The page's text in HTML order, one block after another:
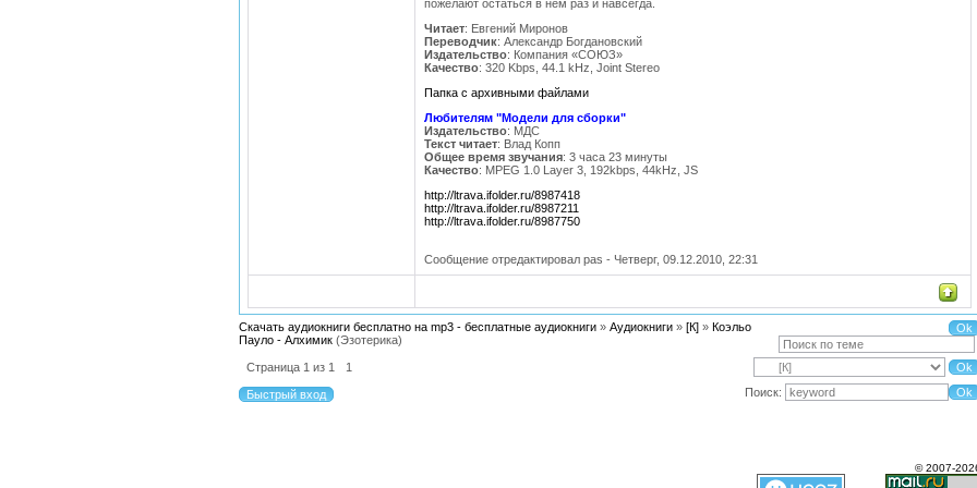
пожелают остаться в нем раз и навсегда.
Читает: Евгений Миронов
Переводчик: Александр Богдановский
Издательство: Компания «СОЮЗ»
Качество: 320 Kbps, 44.1 kHz, Joint Stereo
Папка с архивными файлами
Любителям "Модели для сборки"
Издательство: МДС
Текст читает: Влад Копп
Общее время звучания: 3 часа 23 минуты
Качество: MPEG 1.0 Layer 3, 192kbps, 44kHz, JS
http://ltrava.ifolder.ru/8987418
http://ltrava.ifolder.ru/8987211
http://ltrava.ifolder.ru/8987750
Сообщение отредактировал pas - Четверг, 09.12.2010, 22:31
Скачать аудиокниги бесплатно на mp3 - бесплатные аудиокниги » Аудиокниги » [К] » Коэльо
Пауло - Алхимик (Эзотерика)
Страница 1 из 1
1
Поиск:
© 2007-